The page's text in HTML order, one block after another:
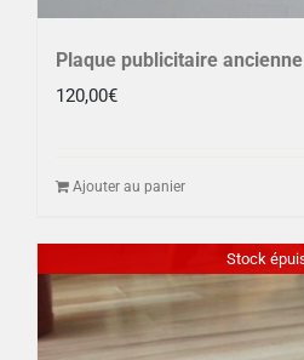
Plaque publicitaire
120,00€
Ajouter au panier
Stock